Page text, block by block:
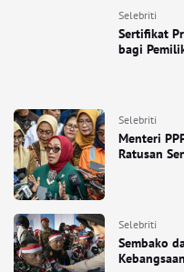
Selebriti
Sertifikat
bagi
Selebriti
Menteri
Ratusan
Selebriti
Sembako